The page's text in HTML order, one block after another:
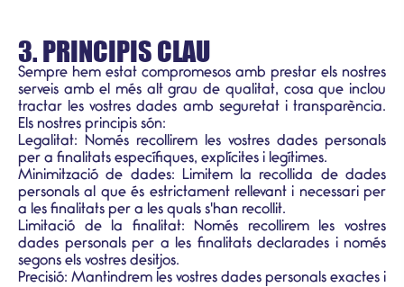
3. PRINCIPIS CLAU
Sempre hem estat compromesos amb prestar els nostres
serveis amb el més alt grau de qualitat, cosa que inclou
tractar les vostres dades amb seguretat i transparència.
Els nostres principis són:
Legalitat: Només recollirem les vostres dades personals
per a finalitats específiques, explícites i legítimes.
Minimització de dades: Limitem la recollida de dades
personals al que és estrictament rellevant i necessari per
a les finalitats per a les quals s'han recollit.
Limitació de la finalitat: Només recollirem les vostres
dades personals per a les finalitats declarades i només
segons els vostres desitjos.
Precisió: Mantindrem les vostres dades personals exactes i